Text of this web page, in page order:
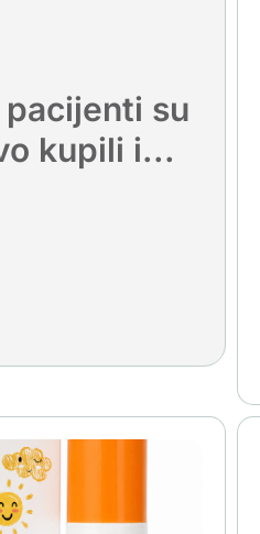
su
kupili i...